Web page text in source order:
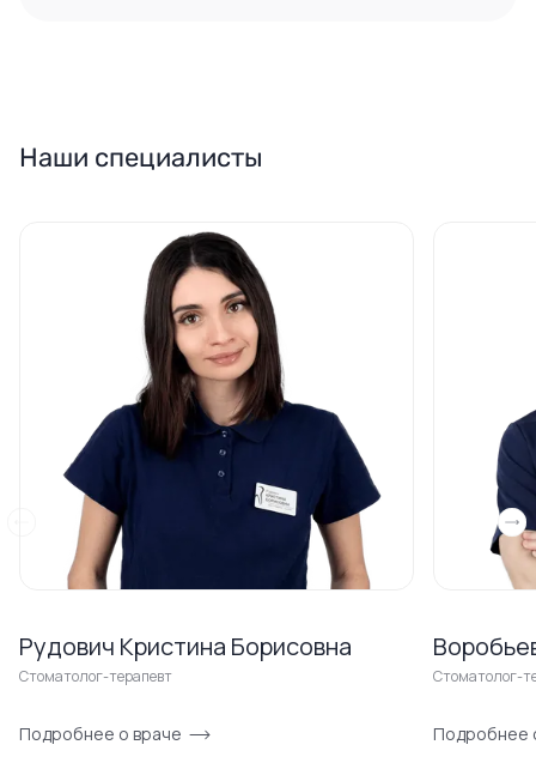
Наши специалисты
Рудович Кристина Борисовна
Стоматолог-терапевт
Подробнее о враче
Стоматолог-
Подробнее